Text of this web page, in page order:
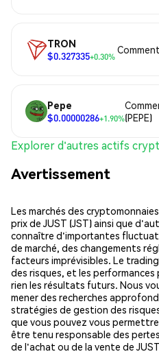
TRON
$0.327335+0.30%
Pepe
$0.00000286+1.90%(PEPE)
Explorer d'autres actifs
Avertissement
Les marchés des
prix de JUST (JST) ainsi que
connaître d'importantes
de marché, des changements
facteurs imprévisibles. Le
des risques, et les
rien les résultats futurs. Nous
mener des recherches
stratégies de gestion des
que vous pouvez vous
être tenu responsable des
de l'achat ou de la vente de JUST.